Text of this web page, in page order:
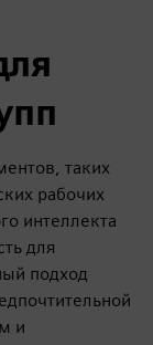
таких
рабочих
интеллекта
для
подход
и